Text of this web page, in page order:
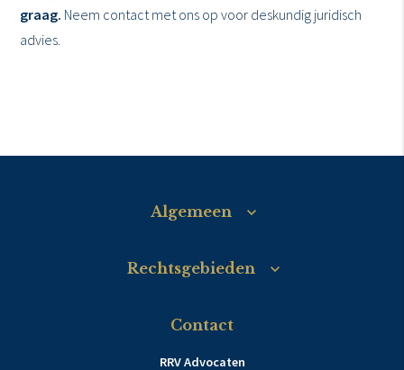
graag. Neem contact met ons op voor deskundig juridisch
advies.
Algemeen
Rechtsgebieden
Contact
RRV Advocaten